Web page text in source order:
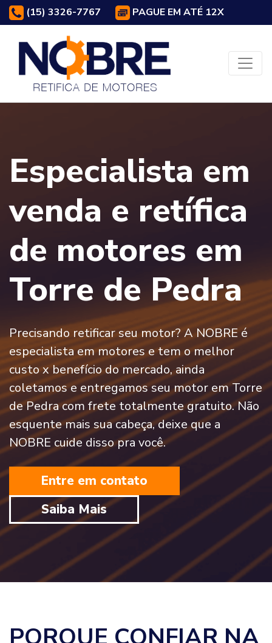
(15) 3326-7767 PAGUE EM ATÉ 12X
Especialista em
venda e retífica
de motores em
Torre de Pedra
Precisando retificar seu motor? A NOBRE é
especialista em motores e tem o melhor
custo x benefício do mercado, ainda
coletamos e entregamos seu motor em Torre
de Pedra com frete totalmente gratuito. Não
esquente mais sua cabeça, deixe que a
NOBRE cuide disso pra você.
Entre em contato
Saiba Mais